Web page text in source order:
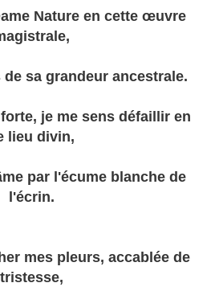
Nature en cette œuvre
sa grandeur ancestrale.
je me sens défaillir en
lieu divin,
par l'écume blanche de
l'écrin.
mes pleurs, accablée de
tristesse,